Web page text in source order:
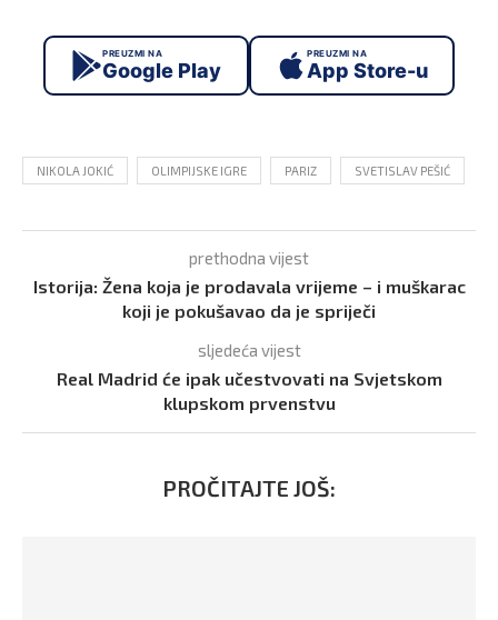
PREUZMI NA
Google Play
PREUZMI NA
App Store-u
NIKOLA JOKIĆ OLIMPIJSKE IGRE PARIZ SVETISLAV PEŠIĆ
prethodna vijest
Istorija: Žena koja je prodavala vrijeme – i muškarac
koji je pokušavao da je spriječi
sljedeća vijest
Real Madrid će ipak učestvovati na Svjetskom
klupskom prvenstvu
PROČITAJTE JOŠ: